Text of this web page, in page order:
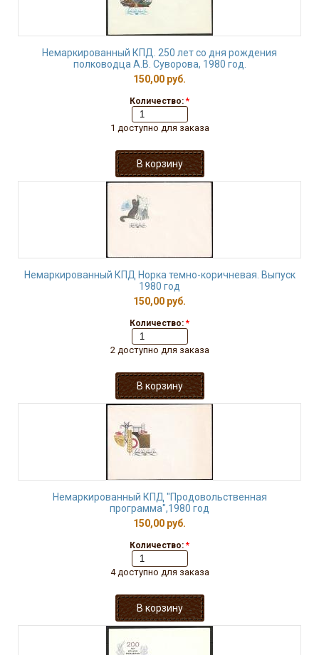
Немаркированный КПД. 250 лет со дня рождения
полководца А.В. Суворова, 1980 год.
150,00 руб.
Количество: *
1 доступно для заказа
Немаркированный КПД Норка темно-коричневая. Выпуск
1980 год
150,00 руб.
Количество: *
2 доступно для заказа
Немаркированный КПД "Продовольственная
программа",1980 год
150,00 руб.
Количество: *
4 доступно для заказа